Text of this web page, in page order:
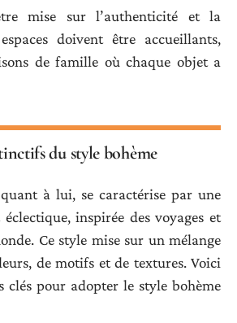
mise sur l’authenticité et la
doivent être accueillants,
de famille où chaque objet a
du style bohème
à lui, se caractérise par une
inspirée des voyages et
Ce style mise sur un mélange
de motifs et de textures. Voici
clés pour adopter le style bohème